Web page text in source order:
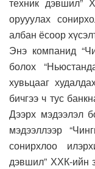
орууулах
албан ёсоор
Энэ компанид
болох
хувьцааг
бичгээ ч тус
Дээрх мэдээлэл
мэдээллээр
сонирхлоо
дэвшил” ХХК-ийн